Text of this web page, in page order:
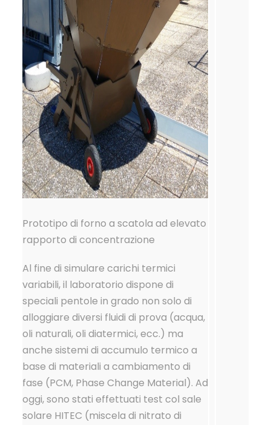
Prototipo di forno a scatola ad elevato
rapporto di concentrazione
Al fine di simulare carichi termici
variabili, il laboratorio dispone di
speciali pentole in grado non solo di
alloggiare diversi fluidi di prova (acqua,
oli naturali, oli diatermici, ecc.) ma
anche sistemi di accumulo termico a
base di materiali a cambiamento di
fase (PCM, Phase Change Material). Ad
oggi, sono stati effettuati test col sale
solare HITEC (miscela di nitrato di